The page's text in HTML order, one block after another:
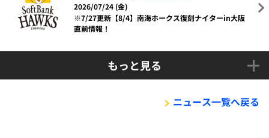
2026/07/24 (金)
※7/27更新【8/4】南海ホークス復刻ナイターin大阪
直前情報！
もっと見る
ニュース一覧へ戻る